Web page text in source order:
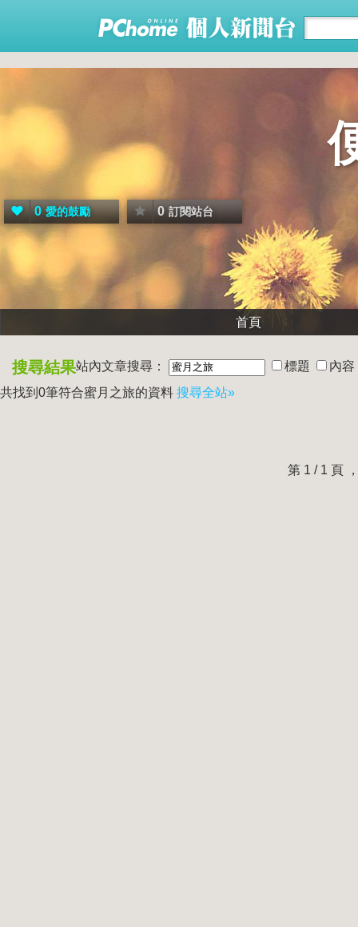
0 愛的鼓勵 0 訂閱站台
首頁
搜尋結果站內文章搜尋： 標題
內容
共找到0筆符合蜜月之旅的資料 搜尋全站»
第 1 / 1